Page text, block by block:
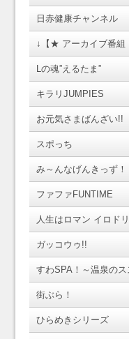
日赤健康チャンネル
↓【★ アーカイブ番組
Lの魂”えるたま”
キラリJUMPIES
お元気さまばんざい!!
スポっち
み～んなげんきっず！
ファファFUNTIME
人生はロマン イロド
ガッコウゥ!!
すわSPA！～温泉のス
街ぶら！
ひらめきシリーズ